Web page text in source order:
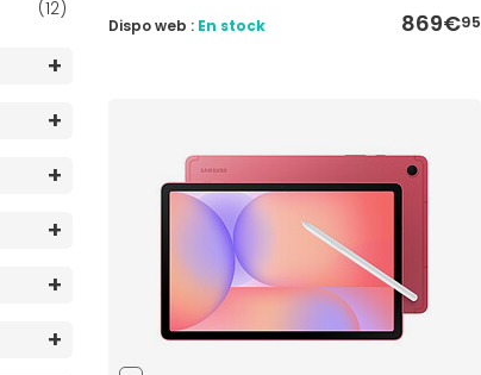
(12) 869€95
Dispo web : En stock